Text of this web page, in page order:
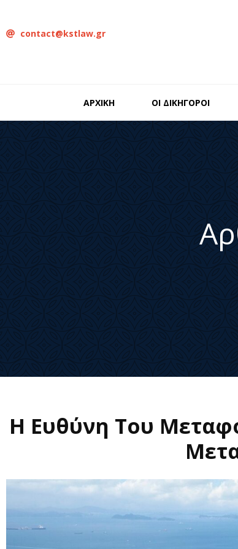
contact@kstlaw.gr
ΑΡΧΙΚΗ ΟΙ ΔΙΚΗΓΟΡΟΙ
Η Ευθύνη Του